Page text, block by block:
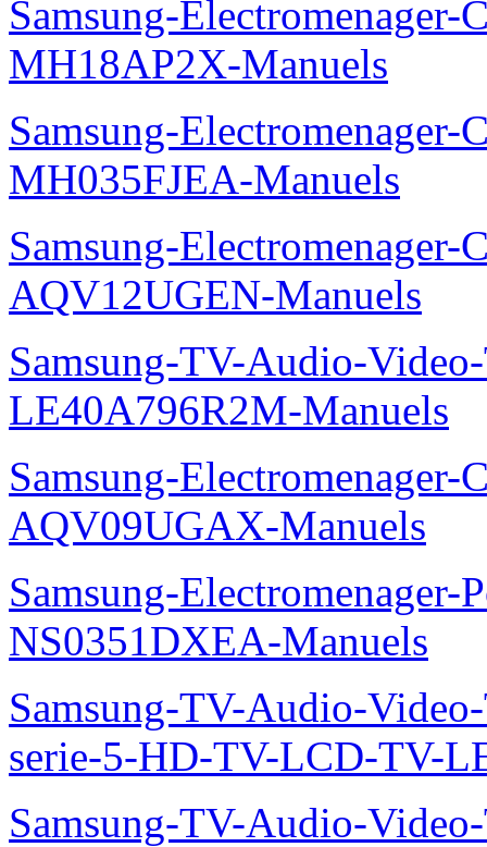
Samsung-Electromenager-
MH18AP2X-Manuels
Samsung-Electromenager-
MH035FJEA-Manuels
Samsung-Electromenager-
AQV12UGEN-Manuels
Samsung-TV-Audio-
LE40A796R2M-Manuels
Samsung-Electromenager-
AQV09UGAX-Manuels
Samsung-
NS0351DXEA-Manuels
Samsung-TV-Audio-
serie-5-HD-TV-LCD-TV-
Samsung-TV-Audio-